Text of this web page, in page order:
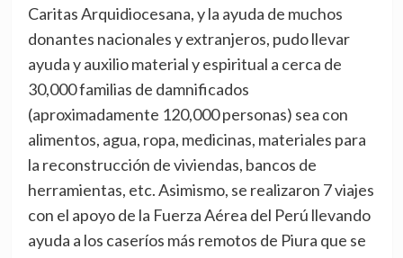
Caritas Arquidiocesana, y la ayuda de muchos
donantes nacionales y extranjeros, pudo llevar
ayuda y auxilio material y espiritual a cerca de
30,000 familias de damnificados
(aproximadamente 120,000 personas) sea con
alimentos, agua, ropa, medicinas, materiales para
la reconstrucción de viviendas, bancos de
herramientas, etc. Asimismo, se realizaron 7 viajes
con el apoyo de la Fuerza Aérea del Perú llevando
ayuda a los caseríos más remotos de Piura que se